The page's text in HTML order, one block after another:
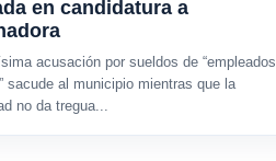
en candidatura a
acusación por sueldos de “empleados
sacude al municipio mientras que la
no da tregua...